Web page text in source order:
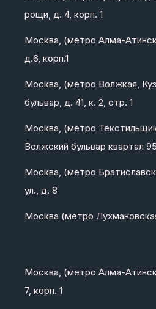
рощи, д. 4, корп. 1
Москва, (метро Алма-
д.6, корп.1
Москва, (метро Волжкая,
бульвар, д. 41, к. 2, стр. 1
Москва, (метро
Волжский бульвар квартал
Москва, (метро
ул., д. 8
Москва (метро
Москва, (метро Алма-
7, корп. 1